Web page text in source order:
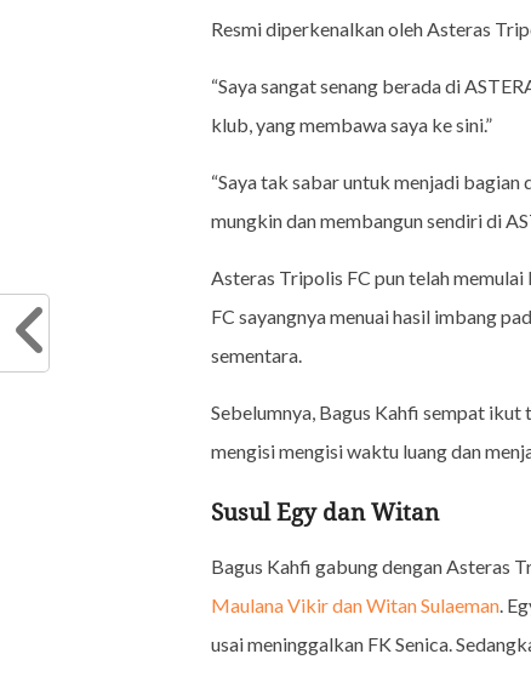
Resmi diperkenalkan oleh Asteras
“Saya sangat senang berada di
klub, yang membawa saya ke sini.”
“Saya tak sabar untuk menjadi bagian
mungkin dan membangun sendiri di
Asteras Tripolis FC pun telah
FC sayangnya menuai hasil imbang
sementara.
Sebelumnya, Bagus Kahfi sempat
mengisi mengisi waktu luang dan
Susul Egy dan Witan
Bagus Kahfi gabung dengan Asteras
Maulana Vikir dan Witan Sulaeman.
usai meninggalkan FK Senica.